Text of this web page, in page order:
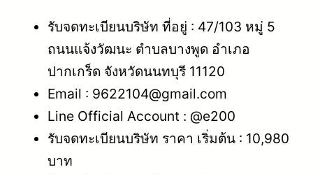
รับจดทะเบียนบริษัท ที่อยู่ : 47/103 หมู่ 5
ถนนแจ้งวัฒนะ ตำบลบางพูด อำเภอ
ปากเกร็ด จังหวัดนนทบุรี 11120
Email : 9622104@gmail.com
Line Official Account : @e200
รับจดทะเบียนบริษัท ราคา เริ่มต้น : 10,980
บาท